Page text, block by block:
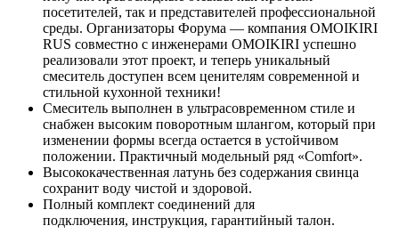
посетителей, так и представителей профессиональной
среды. Организаторы Форума — компания OMOIKIRI
RUS совместно с инженерами OMOIKIRI успешно
реализовали этот проект, и теперь уникальный
смеситель доступен всем ценителям современной и
стильной кухонной техники!
Смеситель выполнен в ультрасовременном стиле и
снабжен высоким поворотным шлангом, который при
изменении формы всегда остается в устойчивом
положении. Практичный модельный ряд «Comfort».
Высококачественная латунь без содержания свинца
сохранит воду чистой и здоровой.
Полный комплект соединений для
подключения, инструкция, гарантийный талон.